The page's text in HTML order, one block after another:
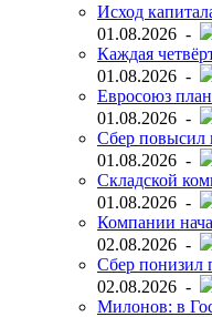
Исход
01.08.2026 -
Каждая
01.08.2026 -
Евросоюз
01.08.2026 -
Сбер повысил
01.08.2026 -
Складской
01.08.2026 -
Компании
02.08.2026 -
Сбер понизил
02.08.2026 -
Милонов: в